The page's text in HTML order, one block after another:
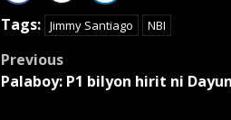
Tags: Jimmy Santiago NBI
Post
navigation
Previous
Palaboy: P1 bilyon hirit ni